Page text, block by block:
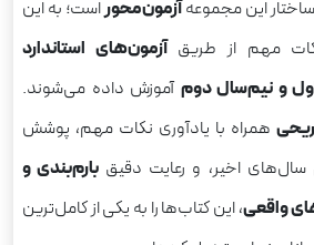
آزمون‌محوراست؛ به این
مهم از طریقآزمون‌های استاندارد
و نیم‌سال دوم آموزش داده می‌شوند.
همراه با یادآوری نکات مهم، پوشش
سال‌های اخیر، و رعایت دقیق بارم‌بندی و
واقعی، این کتاب‌ها را به یکی از کامل‌ترین